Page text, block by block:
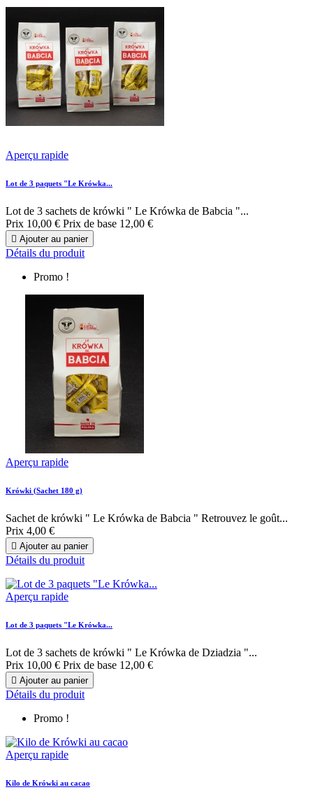
Aperçu rapide
Lot de 3 paquets "Le Krówka...
Lot de 3 sachets de krówki " Le Krówka de Babcia "...
Prix 10,00 € Prix de base 12,00 €
 Ajouter au panier
Détails du produit
Promo !
Aperçu rapide
Krówki (Sachet 180 g)
Sachet de krówki " Le Krówka de Babcia " Retrouvez le goût...
Prix 4,00 €
 Ajouter au panier
Détails du produit
Aperçu rapide
Lot de 3 paquets "Le Krówka...
Lot de 3 sachets de krówki " Le Krówka de Dziadzia "...
Prix 10,00 € Prix de base 12,00 €
 Ajouter au panier
Détails du produit
Promo !
Aperçu rapide
Kilo de Krówki au cacao